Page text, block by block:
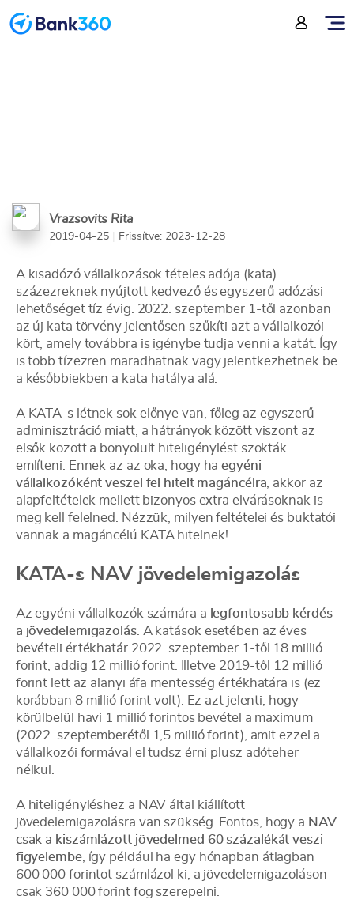
Hiteligénylés KATA-sként
Vrazsovits Rita
2019-04-25 Frissítve: 2023-12-28
A kisadózó vállalkozások tételes adója (kata)
százezreknek nyújtott kedvező és egyszerű adózási
lehetőséget tíz évig. 2022. szeptember 1-től azonban
az új kata törvény jelentősen szűkíti azt a vállalkozói
kört, amely továbbra is igénybe tudja venni a katát. Így
is több tízezren maradhatnak vagy jelentkezhetnek be
a későbbiekben a kata hatálya alá.
A KATA-s létnek sok előnye van, főleg az egyszerű
adminisztráció miatt, a hátrányok között viszont az
elsők között a bonyolult hiteligénylést szokták
említeni. Ennek az az oka, hogy haegyéni
vállalkozóként veszel fel hitelt magáncélra , akkor az
alapfeltételek mellett bizonyos extra elvárásoknak is
meg kell felelned. Nézzük, milyen feltételei és buktatói
vannak a magáncélú KATA hitelnek!
KATA-s NAV jövedelemigazolás
Az egyéni vállalkozók számára a legfontosabb kérdés
a jövedelemigazolás. A katások esetében az éves
bevételi értékhatár 2022. szeptember 1-től 18 millió
forint, addig 12 millió forint. Illetve 2019-től 12 millió
forint lett az alanyi áfa mentesség értékhatára is (ez
korábban 8 millió forint volt). Ez azt jelenti, hogy
körülbelül havi 1 millió forintos bevétel a maximum
(2022. szeptemberétől 1,5 miliió forint), amit ezzel a
vállalkozói formával el tudsz érni plusz adóteher
nélkül.
A hiteligényléshez a NAV által kiállított
jövedelemigazolásra van szükség. Fontos, hogy a NAV
csak a kiszámlázott jövedelmed 60 százalékát veszi
figyelembe, így például ha egy hónapban átlagban
600 000 forintot számlázol ki, a jövedelemigazoláson
csak 360 000 forint fog szerepelni.